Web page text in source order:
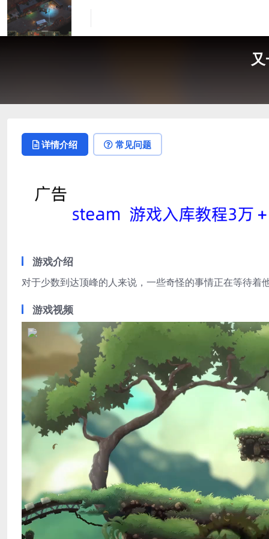
详情介绍 常见问题
游戏介绍
对于少数到达顶峰的人来说，一些奇怪的事情正在等待着
游戏视频